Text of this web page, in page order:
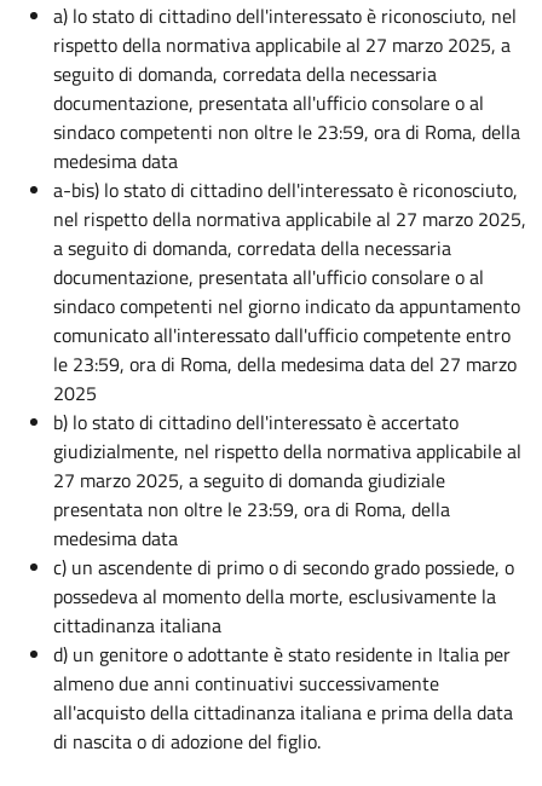
a) lo stato di cittadino dell'interessato è riconosciuto, nel
rispetto della normativa applicabile al 27 marzo 2025, a
seguito di domanda, corredata della necessaria
documentazione, presentata all'ufficio consolare o al
sindaco competenti non oltre le 23:59, ora di Roma, della
medesima data
a-bis) lo stato di cittadino dell'interessato è riconosciuto,
nel rispetto della normativa applicabile al 27 marzo 2025,
a seguito di domanda, corredata della necessaria
documentazione, presentata all'ufficio consolare o al
sindaco competenti nel giorno indicato da appuntamento
comunicato all'interessato dall'ufficio competente entro
le 23:59, ora di Roma, della medesima data del 27 marzo
2025
b) lo stato di cittadino dell'interessato è accertato
giudizialmente, nel rispetto della normativa applicabile al
27 marzo 2025, a seguito di domanda giudiziale
presentata non oltre le 23:59, ora di Roma, della
medesima data
c) un ascendente di primo o di secondo grado possiede, o
possedeva al momento della morte, esclusivamente la
cittadinanza italiana
d) un genitore o adottante è stato residente in Italia per
almeno due anni continuativi successivamente
all'acquisto della cittadinanza italiana e prima della data
di nascita o di adozione del figlio.